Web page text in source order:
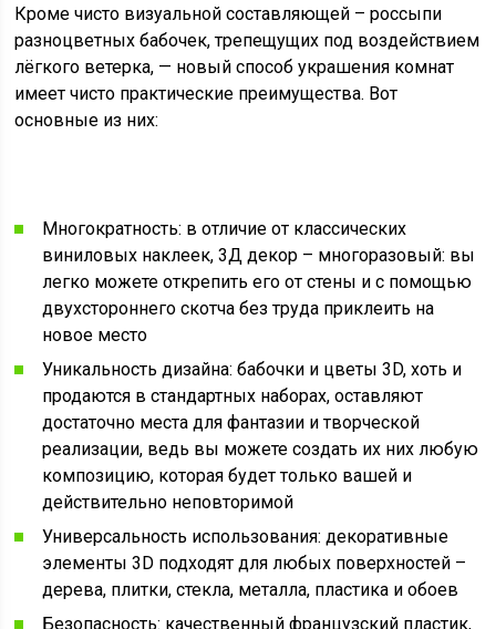
Кроме чисто визуальной составляющей – россыпи
разноцветных бабочек, трепещущих под воздействием
лёгкого ветерка, — новый способ украшения комнат
имеет чисто практические преимущества. Вот
основные из них:
Многократность: в отличие от классических
виниловых наклеек, 3Д декор – многоразовый: вы
легко можете открепить его от стены и с помощью
двухстороннего скотча без труда приклеить на
новое место
Уникальность дизайна: бабочки и цветы 3D, хоть и
продаются в стандартных наборах, оставляют
достаточно места для фантазии и творческой
реализации, ведь вы можете создать их них любую
композицию, которая будет только вашей и
действительно неповторимой
Универсальность использования: декоративные
элементы 3D подходят для любых поверхностей –
дерева, плитки, стекла, металла, пластика и обоев
Безопасность: качественный французский пластик,